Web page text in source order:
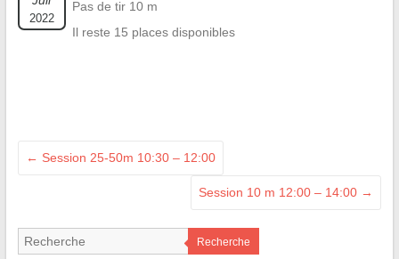
2022
Pas de tir 10 m
Il reste 15 places disponibles
← Session 25-50m 10:30 – 12:00
Session 10 m 12:00 – 14:00 →
Recherche